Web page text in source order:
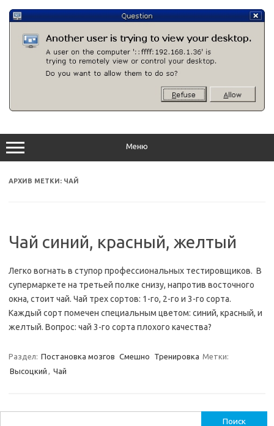
содержимому
Меню
АРХИВ МЕТКИ: ЧАЙ
Чай синий, красный, желтый
Легко вогнать в ступор профессиональных тестировщиков. В
супермаркете на третьей полке снизу, напротив восточного
окна, стоит чай. Чай трех сортов: 1-го, 2-го и 3-го сорта.
Каждый сорт помечен специальным цветом: синий, красный, и
желтый. Вопрос: чай 3-го сорта плохого качества?
Раздел: Постановка мозгов Смешно Тренировка Метки:
Высоцкий , Чай